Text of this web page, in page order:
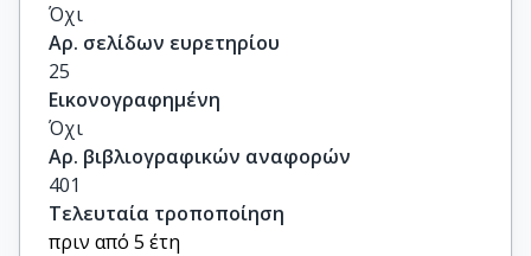
Όχι
Αρ. σελίδων ευρετηρίου
25
Εικονογραφημένη
Όχι
Αρ. βιβλιογραφικών αναφορών
401
Τελευταία τροποποίηση
πριν από 5 έτη